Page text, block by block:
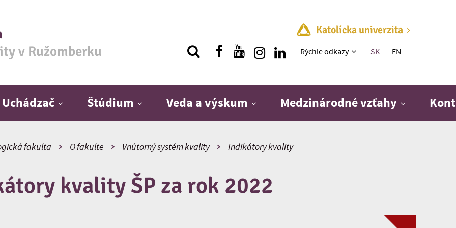
v Ružomberku
Katolícka univerzita
Rýchle menu
Rýchle odkazy SK EN
Uchádzač Štúdium Veda a výskum Medzinárodné vzťahy
fakulta O fakulte Vnútorný systém kvality Indikátory kvality
kvality ŠP za rok 2022